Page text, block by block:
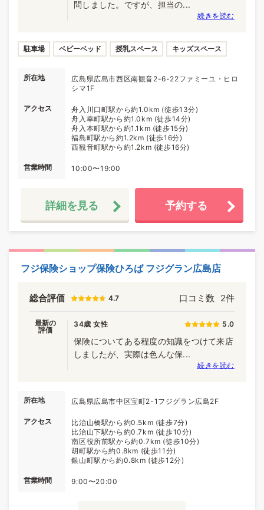
問しました。ですが、担当の...
続きを読む
駐車場 ベビーベッド 授乳スペース キッズスペース
所在地
広島県広島市西区南観音2-6-22ファミーユ・ヒロ
シマ1F
アクセス
舟入川口町駅から約1.0km (徒歩13分)
舟入幸町駅から約1.0km (徒歩14分)
舟入本町駅から約1.1km (徒歩15分)
福島町駅から約1.2km (徒歩16分)
西観音町駅から約1.2km (徒歩16分)
営業時間 10:00〜19:00
詳細を見る 予約する
フジ保険ショップ保険ひろば フジグラン広島店
総合評価 4.7 口コミ数 2件
最新の
評価
34歳 女性 5.0
保険についてある程度の知識をつけて来店
しましたが、実際は色んな保...
続きを読む
所在地 広島県広島市中区宝町2-1フジグラン広島2F
アクセス
比治山橋駅から約0.5km (徒歩7分)
比治山下駅から約0.7km (徒歩10分)
南区役所前駅から約0.7km (徒歩10分)
胡町駅から約0.8km (徒歩11分)
銀山町駅から約0.8km (徒歩12分)
営業時間 9:00〜20:00